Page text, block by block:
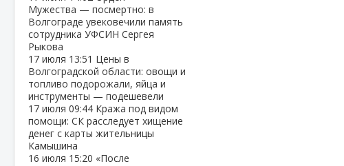
Мужества — посмертно: в
Волгограде увековечили память
сотрудника УФСИН Сергея
Рыкова
17 июля 13:51 Цены в
Волгоградской области: овощи и
топливо подорожали, яйца и
инструменты — подешевели
17 июля 09:44 Кража под видом
помощи: СК расследует хищение
денег с карты жительницы
Камышина
16 июля 15:20 «После